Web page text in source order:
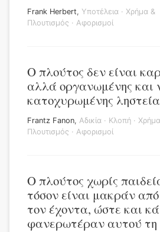
Frank Herbert, Υποτέλεια · Χρήμα &
Πλουτισμός · Αφορισμοί
Ο πλούτος δεν είναι
αλλά οργανωμένης και
κατοχυρωμένης
Frantz Fanon, Αδικία · Κλοπή ·
Πλουτισμός · Αφορισμοί
Ο πλούτος χωρίς
τόσον είναι μακράν
τον έχοντα, ώστε και
φανερωτέραν αυτού τη